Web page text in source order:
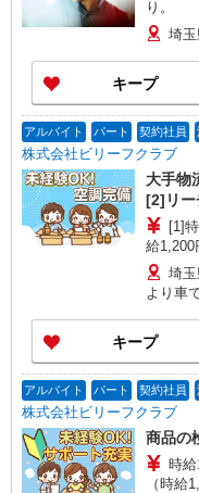
り。
埼
キープ
アルバイト パート 契約社員
株式会社ビリーフクラブ
大手物
[2]リー
[1]
給1,200
（時給
円×8h×22日） [2]特別時給
時給
円（時
埼
より車
キープ
アルバイト パート 契約社員
株式会社ビリーフクラブ
商品の
時
（時給